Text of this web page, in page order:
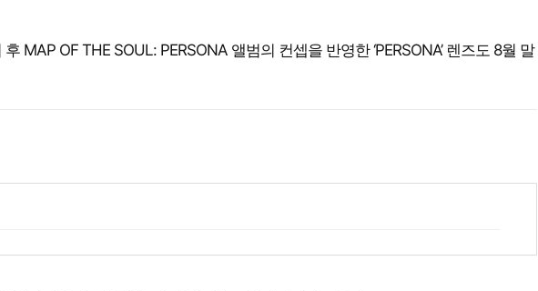
MAP OF THE SOUL: PERSONA 앨범의 컨셉을 반영한 ‘PERSONA’ 렌즈도 8월 말